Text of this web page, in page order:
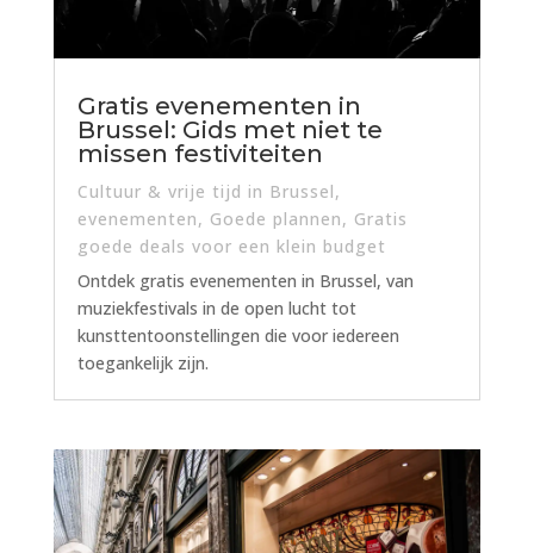
Gratis evenementen in
Brussel: Gids met niet te
missen festiviteiten
Cultuur & vrije tijd in Brussel,
evenementen, Goede plannen, Gratis
goede deals voor een klein budget
Ontdek gratis evenementen in Brussel, van
muziekfestivals in de open lucht tot
kunsttentoonstellingen die voor iedereen
toegankelijk zijn.